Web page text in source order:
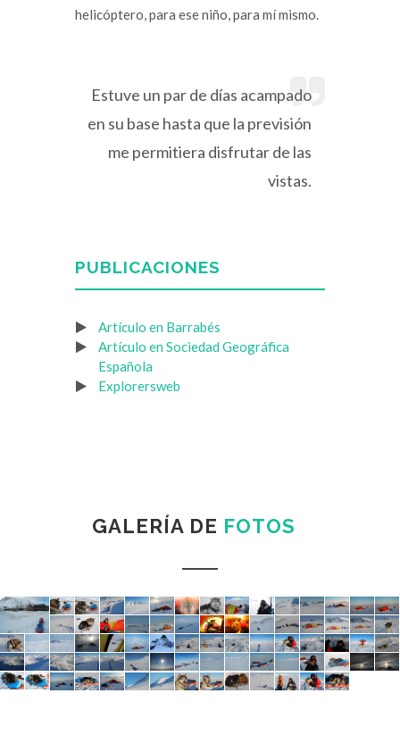
helicóptero, para ese niño, para mí mismo.
Estuve un par de días acampado
en su base hasta que la previsión
me permitiera disfrutar de las
vistas.
PUBLICACIONES
Artículo en Barrabés
Artículo en Sociedad Geográfica
Española
Explorersweb
GALERÍA DE FOTOS